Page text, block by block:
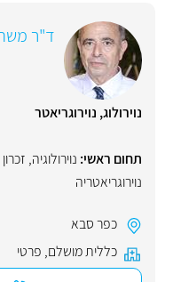
ד"ר
נוירולוג, נוירוגריאטר
תחום ראשי: נוירולוגיה,
נוירוגריאטריה
כפר סבא
כללית מושלם, פרטי